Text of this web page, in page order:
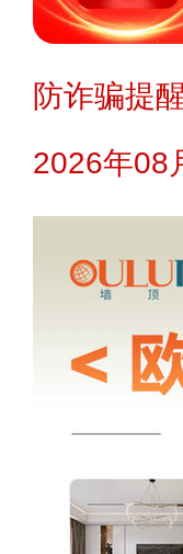
防诈骗提
2026年08